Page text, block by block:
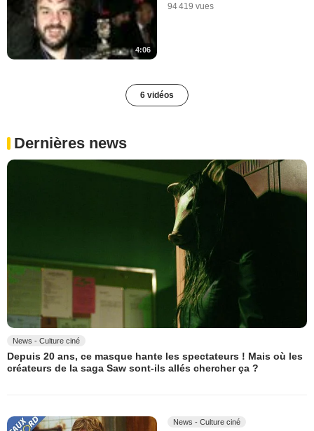
4:06
94 419 vues
6 vidéos
Dernières news
News - Culture ciné
Depuis 20 ans, ce masque hante les spectateurs ! Mais où les
créateurs de la saga Saw sont-ils allés chercher ça ?
News - Culture ciné